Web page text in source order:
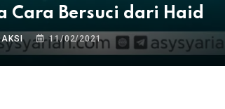
Cara Bersuci dari Haid
11/02/2021